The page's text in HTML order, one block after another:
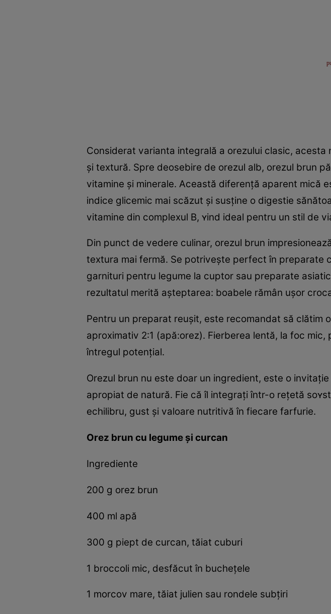
Considerat varianta integrală a orezului clasic,
și textură. Spre deosebire de orezul alb, orezul brun
vitamine și minerale. Această diferență aparent mică
indice glicemic mai scăzut și susține o digestie
vitamine din complexul B, ʏind ideal pentru un stil de
Din punct de vedere culinar, orezul brun
textura mai fermă. Se potrivește perfect în preparate
garnituri pentru legume la cuptor sau preparate
rezultatul merită așteptarea: boabele rămân ușor
Pentru un preparat reușit, este recomandat să clătim
aproximativ 2:1 (apă:orez). Fierberea lentă, la foc
întregul potențial.
Orezul brun nu este doar un ingredient, este o
apropiat de natură. Fie că îl integrați într-o rețetă
echilibru, gust și valoare nutritivă în fiecare farfurie.
Orez brun cu legume și curcan
Ingrediente
200 g orez brun
400 ml apă
300 g piept de curcan, tăiat cuburi
1 broccoli mic, desfăcut în buchețele
1 morcov mare, tăiat julien sau rondele subțiri